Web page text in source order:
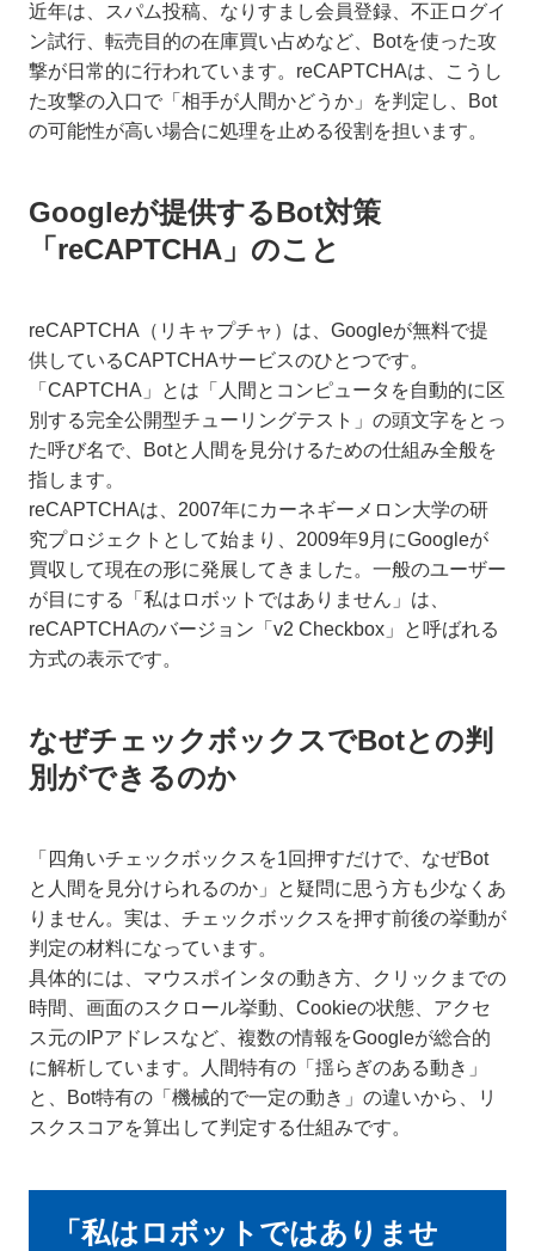
近年は、スパム投稿、なりすまし会員登録、不正ログイ
ン試行、転売目的の在庫買い占めなど、Botを使った攻
撃が日常的に行われています。reCAPTCHAは、こうし
た攻撃の入口で「相手が人間かどうか」を判定し、Bot
の可能性が高い場合に処理を止める役割を担います。
Googleが提供するBot対策
「reCAPTCHA」のこと
reCAPTCHA（リキャプチャ）は、Googleが無料で提
供しているCAPTCHAサービスのひとつです。
「CAPTCHA」とは「人間とコンピュータを自動的に区
別する完全公開型チューリングテスト」の頭文字をとっ
た呼び名で、Botと人間を見分けるための仕組み全般を
指します。
reCAPTCHAは、2007年にカーネギーメロン大学の研
究プロジェクトとして始まり、2009年9月にGoogleが
買収して現在の形に発展してきました。一般のユーザー
が目にする「私はロボットではありません」は、
reCAPTCHAのバージョン「v2 Checkbox」と呼ばれる
方式の表示です。
なぜチェックボックスでBotとの判
別ができるのか
「四角いチェックボックスを1回押すだけで、なぜBot
と人間を見分けられるのか」と疑問に思う方も少なくあ
りません。実は、チェックボックスを押す前後の挙動が
判定の材料になっています。
具体的には、マウスポインタの動き方、クリックまでの
時間、画面のスクロール挙動、Cookieの状態、アクセ
ス元のIPアドレスなど、複数の情報をGoogleが総合的
に解析しています。人間特有の「揺らぎのある動き」
と、Bot特有の「機械的で一定の動き」の違いから、リ
スクスコアを算出して判定する仕組みです。
「私はロボットではありませ